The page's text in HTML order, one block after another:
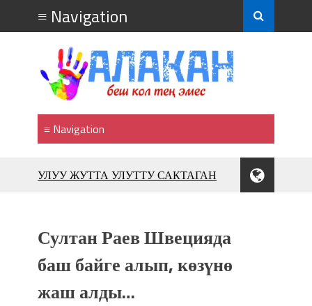
УЛУУ ЖУТТА УЛУТТУ САКТАГАН
фонтанов в Royal Central Park
Аида САЛЯНОВА: "Кыргыз шахмат
союзунун президенти болуп
шайланышым сыймык жана чоң
Султан Раев Швецияда
баш байге алып, көзүнө
жаш алды…